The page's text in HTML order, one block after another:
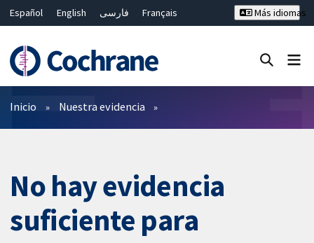
Español English فارسی
Français
Bahasa Malaysia
ไทย 繁體中文
Más idiomas
Filtros
Inicio Nuestra evidencia
No hay evidencia
suficiente para